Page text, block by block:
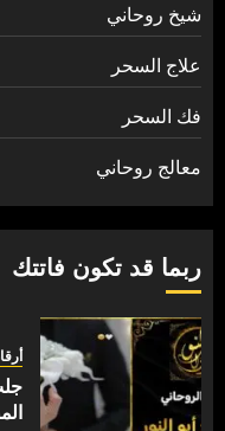
شيخ روحاني
علاج السحر
فك السحر
معالج روحاني
ربما قد تكون فاتتك